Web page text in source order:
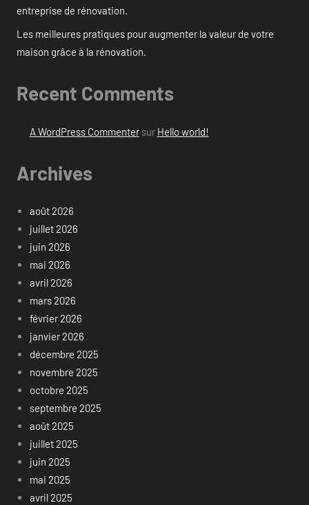
entreprise de rénovation.
Les meilleures pratiques pour augmenter la valeur de votre
maison grâce à la rénovation.
Recent Comments
A WordPress Commentersur Hello world!
Archives
août 2026
juillet 2026
juin 2026
mai 2026
avril 2026
mars 2026
février 2026
janvier 2026
décembre 2025
novembre 2025
octobre 2025
septembre 2025
août 2025
juillet 2025
juin 2025
mai 2025
avril 2025